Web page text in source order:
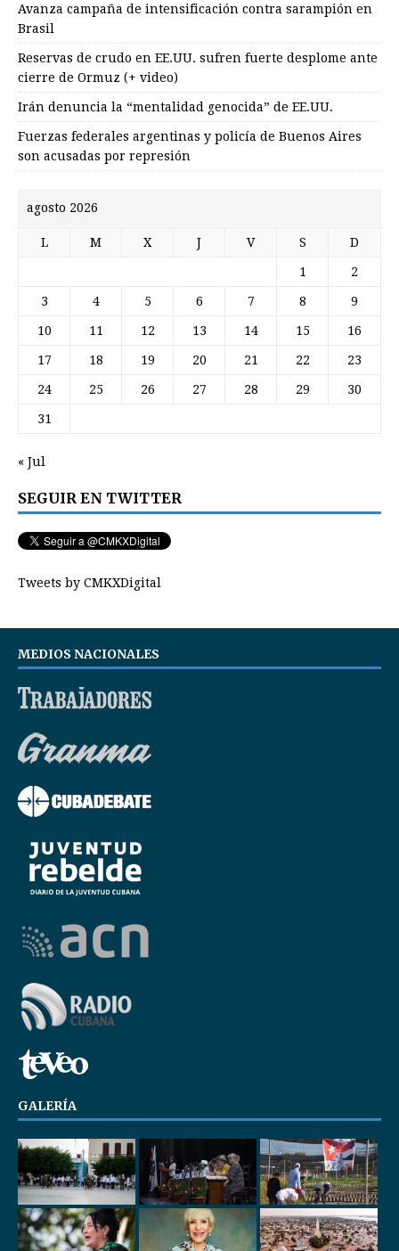
Avanza campaña de intensificación contra sarampión en
Brasil
Reservas de crudo en EE.UU. sufren fuerte desplome ante
cierre de Ormuz (+ video)
Irán denuncia la “mentalidad genocida” de EE.UU.
Fuerzas federales argentinas y policía de Buenos Aires
son acusadas por represión
agosto 2026
L M X J V S D
1 2
3 4 5 6 7 8 9
10 11 12 13 14 15 16
17 18 19 20 21 22 23
24 25 26 27 28 29 30
31
« Jul
SEGUIR EN TWITTER
Tweets by CMKXDigital
MEDIOS NACIONALES
GALERÍA